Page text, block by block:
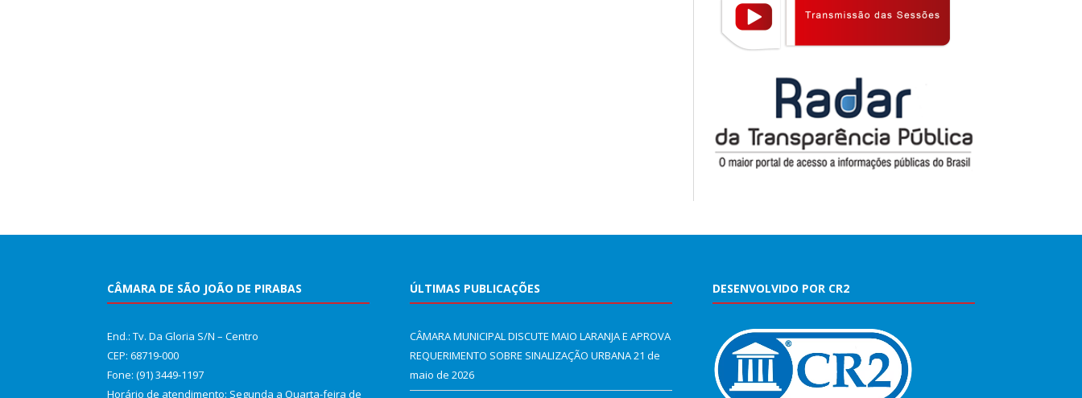
CÂMARA DE SÃO JOÃO DE PIRABAS
End.: Tv. Da Gloria S/N – Centro
CEP: 68719-000
Fone: (91) 3449-1197
Horário de atendimento: Segunda a Quarta-feira de
ÚLTIMAS PUBLICAÇÕES
CÂMARA MUNICIPAL DISCUTE MAIO LARANJA E APROVA
REQUERIMENTO SOBRE SINALIZAÇÃO URBANA21 de
maio de 2026
DESENVOLVIDO POR CR2